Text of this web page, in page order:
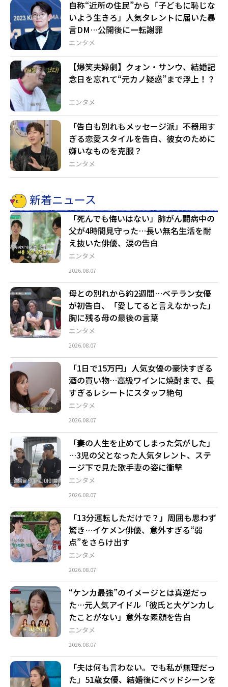
エンタメ
自称“近所の住民”から「子どもに恥じな
いよう生きろ」人気タレントに届いた暴
言DM…公開後に一転謝罪
エンタメ
【爆笑夫婦劇】クォン・サンウ、結婚記
念日を忘れて“元カノ疑惑”まで浮上！？
エンタメ
「告白も別れもメッセージ派」不器用す
ぎる恋愛スタイルを告白、彼女のために
嫌いなものを克服？
新着ニュース
エンタメ
「死んでも悔いはない」肺がん闘病中の
父が4時間見守った…長い無名生活を耐
え抜いた俳優、涙の告白
2026.08.07
エンタメ
母との別れから約2週間…ベテラン女優
が初告白、「愛してると言えなかった」
胸に残る母の最後の言葉
2026.08.07
エンタメ
「1日で15万円」人気女優の豪快すぎる
酒の買い物…高級ワインに焼酎まで、長
すぎるレシートにスタッフ絶句
2026.08.07
エンタメ
「妻の人生を止めてしまった気がした」
…3児の父となった人気タレント、ステ
ージ下で見た歌手妻の姿に衝撃
2026.08.07
エンタメ
「13分運転しただけで？」周囲も思わず
驚き…イケメン俳優、意外すぎる“弱
点”をさらけ出す
2026.08.07
エンタメ
“ケンカ最強”のイメージとは真逆だっ
た…元人気アイドル「彼氏と大ゲンカし
たことがない」意外な素顔を告白
2026.08.07
「夫は何も言わない。でも私が無理だっ
た」51歳女優、結婚後にベッドシーンを